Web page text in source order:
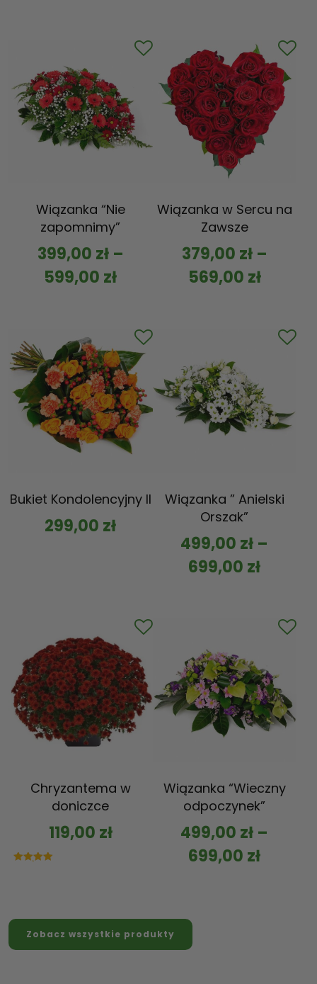
Wiązanka “Nie
zapomnimy”
399,00 zł–
599,00 zł
Wiązanka w Sercu na
Zawsze
379,00 zł–
569,00 zł
Bukiet Kondolencyjny II
299,00 zł
Wiązanka ” Anielski
Orszak”
499,00 zł –
699,00 zł
Chryzantema w
doniczce
119,00 zł
Wiązanka “Wieczny
odpoczynek”
499,00 zł –
699,00 zł
Zobacz wszystkie produkty